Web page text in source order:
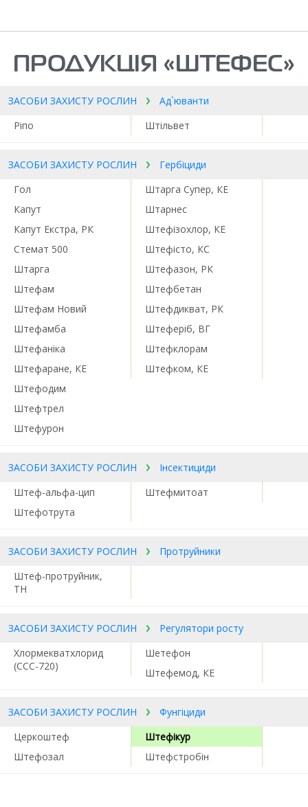
ПРОДУКЦІЯ «ШТЕФЕС»
ЗАСОБИ ЗАХИСТУ РОСЛИН
Ад`юванти
Ріпо
Штільвет
ЗАСОБИ ЗАХИСТУ РОСЛИН
Гербіциди
Гол
Капут
Капут Екстра, РК
Стемат 500
Штарга
Штарга Супер, КЕ
Штарнес
Штефізохлор, КЕ
Штефісто, КС
Штефазон, РК
Штефам
Штефам Новий
Штефамба
Штефаніка
Штефаране, КЕ
Штефбетан
Штефдикват, РК
Штеферіб, ВГ
Штефклорам
Штефком, КЕ
Штефодим
Штефтрел
Штефурон
ЗАСОБИ ЗАХИСТУ РОСЛИН
Інсектициди
Штеф-альфа-цип
Штефмитоат
Штефотрута
ЗАСОБИ ЗАХИСТУ РОСЛИН
Протруйники
Штеф-протруйник,
ТН
ЗАСОБИ ЗАХИСТУ РОСЛИН
Регулятори росту
Хлормекватхлорид
(ССС-720)
Шетефон
Штефемод, КЕ
ЗАСОБИ ЗАХИСТУ РОСЛИН
Фунгіциди
Церкоштеф
Штефікур
Штефозал
Штефстробін